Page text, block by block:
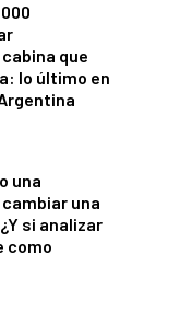
que
lo último en
una
una
si analizar
como